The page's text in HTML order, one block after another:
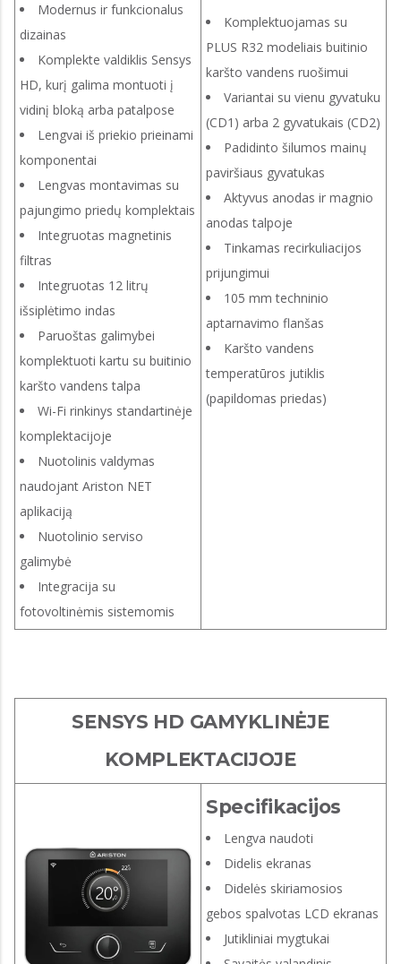
Modernus ir funkcionalus
dizainas
Komplekte valdiklis Sensys
HD, kurį galima montuoti į
vidinį bloką arba patalpose
Lengvai iš priekio prieinami
komponentai
Lengvas montavimas su
pajungimo priedų komplektais
Integruotas magnetinis
filtras
Integruotas 12 litrų
išsiplėtimo indas
Paruoštas galimybei
komplektuoti kartu su buitinio
karšto vandens talpa
Wi-Fi rinkinys standartinėje
komplektacijoje
Nuotolinis valdymas
naudojant Ariston NET
aplikaciją
Nuotolinio serviso
galimybė
Integracija su
fotovoltinėmis sistemomis
Komplektuojamas su
PLUS R32 modeliais buitinio
karšto vandens ruošimui
Variantai su vienu gyvatuku
(CD1) arba 2 gyvatukais (CD2)
Padidinto šilumos mainų
paviršiaus gyvatukas
Aktyvus anodas ir magnio
anodas talpoje
Tinkamas recirkuliacijos
prijungimui
105 mm techninio
aptarnavimo flanšas
Karšto vandens
temperatūros jutiklis
(papildomas priedas)
SENSYS HD GAMYKLINĖJE
KOMPLEKTACIJOJE
Specifikacijos
Lengva naudoti
Didelis ekranas
Didelės skiriamosios
gebos spalvotas LCD ekranas
Jutikliniai mygtukai